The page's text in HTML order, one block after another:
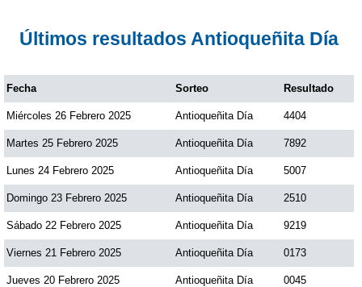
Paisita 3
Pick 3 Día
Pick 3 Noche
Pick 4 Día
Últimos resultados Antioqueñita Día
Fecha Sorteo Resultado
Miércoles 26 Febrero 2025 Antioqueñita Día 4404
Martes 25 Febrero 2025 Antioqueñita Día 7892
Lunes 24 Febrero 2025 Antioqueñita Día 5007
Domingo 23 Febrero 2025 Antioqueñita Día 2510
Sábado 22 Febrero 2025 Antioqueñita Día 9219
Viernes 21 Febrero 2025 Antioqueñita Día 0173
Jueves 20 Febrero 2025 Antioqueñita Día 0045